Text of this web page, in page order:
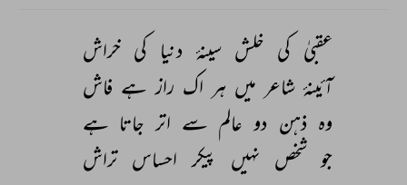
عقبیٰ کی خلش سینۂ دنیا کی خراش
آئینۂ شاعر میں ہر اک راز ہے فاش
وہ ذہن دو عالم سے اتر جاتا ہے
جو شخص نہیں پیکر احساس تراش